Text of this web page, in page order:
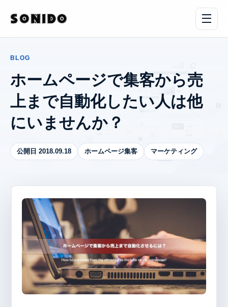
BLOG
ホームページで集客から売
上まで自動化したい人は他
にいませんか？
公開日 2018.09.18 ホームページ集客 マーケティング